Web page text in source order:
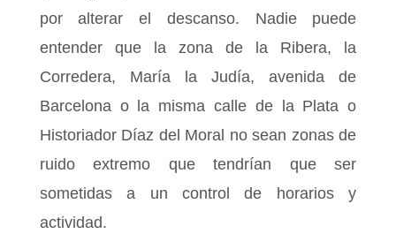
por alterar el descanso. Nadie puede
entender que la zona de la Ribera, la
Corredera, María la Judía, avenida de
Barcelona o la misma calle de la Plata o
Historiador Díaz del Moral no sean zonas de
ruido extremo que tendrían que ser
sometidas a un control de horarios y
actividad.